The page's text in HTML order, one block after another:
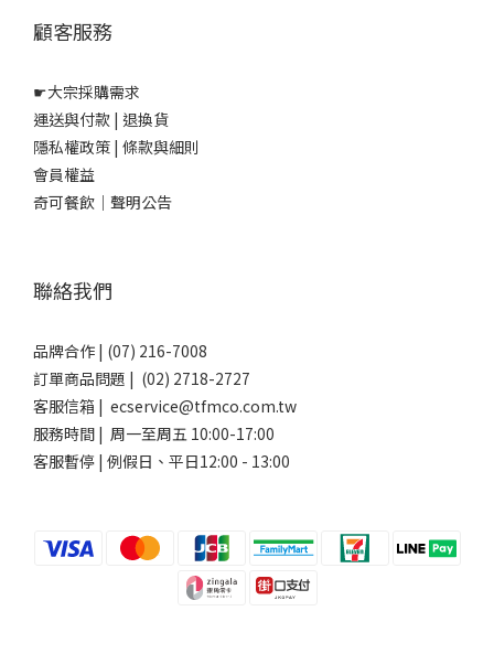
顧客服務
☛大宗採購需求
運送與付款 | 退換貨
隱私權政策 | 條款與細則
會員權益
奇可餐飲｜聲明公告
聯絡我們
品牌合作 | (07) 216-7008
訂單商品問題 | (02) 2718-2727
客服信箱 | ecservice@tfmco.com.tw
服務時間 | 周一至周五 10:00-17:00
客服暫停 | 例假日、平日12:00 - 13:00